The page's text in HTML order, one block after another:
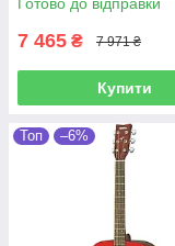
7 465 ₴ 7 971 ₴
Купити
Топ –6%